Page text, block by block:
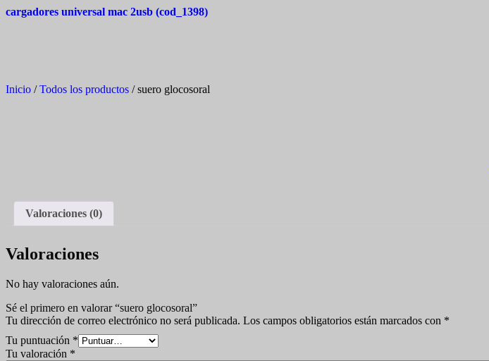
cargadores universal mac 2usb (cod_1398)
Inicio /Todos los productos / suero glocosoral
Valoraciones (0)
Valoraciones
No hay valoraciones aún.
Sé el primero en valorar “suero glocosoral”
Tu dirección de correo electrónico no será publicada. Los campos obligatorios están marcados con *
Tu puntuación *
Tu valoración *